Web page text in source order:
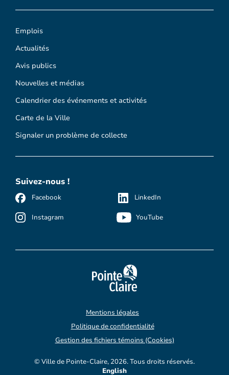
Emplois
Actualités
Avis publics
Nouvelles et médias
Calendrier des événements et activités
Carte de la Ville
Signaler un problème de collecte
Suivez-nous !
Facebook
Instagram
LinkedIn
YouTube
© Ville de Pointe-Claire, 2026. Tous droits réservés.
Mentions légales
Politique de confidentialité
Gestion des fichiers témoins (Cookies)
English